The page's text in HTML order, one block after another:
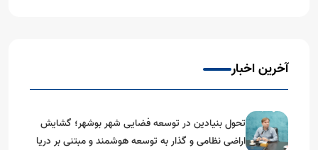
آخرین اخبار
تحول بنیادین در توسعه فضایی شهر بوشهر؛ گشایش
اراضی نظامی و گذار به توسعه هوشمند و مبتنی بر دریا